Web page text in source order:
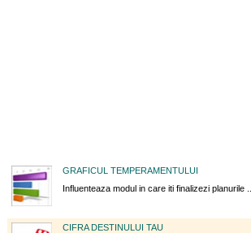
GRAFICUL TEMPERAMENTULUI
Influenteaza modul in care iti finalizezi planurile ...
CIFRA DESTINULUI TAU